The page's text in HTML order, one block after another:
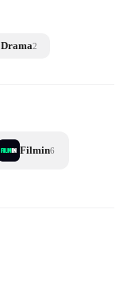
Drama2
Filmin6